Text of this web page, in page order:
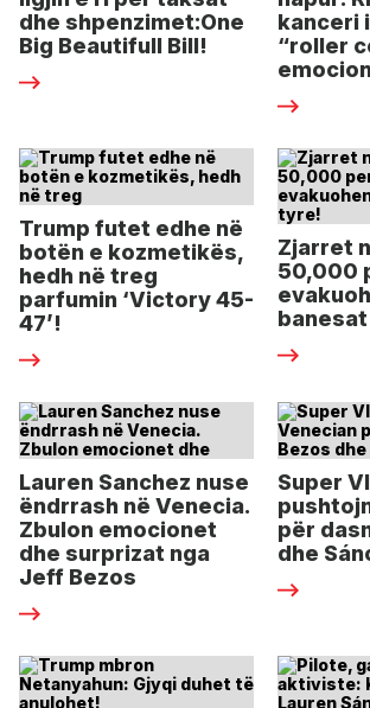
dhe shpenzimet:One
Big Beautifull Bill!
kanceri
“roller
Trump futet edhe në
botën e kozmetikës,
hedh në treg
parfumin ‘Victory 45-
47’!
Zjarret
50,000
Lauren Sanchez nuse
ëndrrash në Venecia.
Zbulon emocionet
dhe surprizat nga
Jeff Bezos
Super
për
dhe